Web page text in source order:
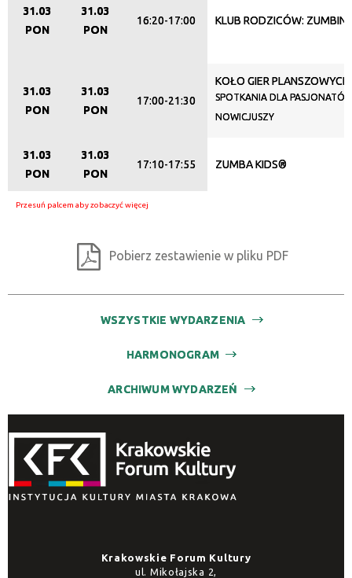
31.03
PON
31.03
PON
16:20-17:00 KLUB RODZICÓW:
31.03
PON
31.03
PON
17:00-21:30
KOŁO GIER PLANSZOWYCH
SPOTKANIA DLA
NOWICJUSZY
31.03
PON
31.03
PON
17:10-17:55 ZUMBA KIDS®
Pobierz zestawienie w pliku PDF
WSZYSTKIE WYDARZENIA
HARMONOGRAM
ARCHIWUM WYDARZEŃ
Krakowskie Forum Kultury
ul. Mikołajska 2,